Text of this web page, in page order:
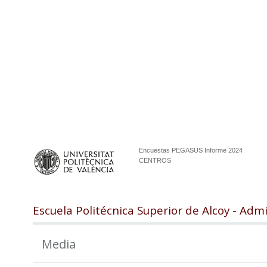
Encuestas PEGASUS Informe 2024
CENTROS
Escuela Politécnica Superior de Alcoy -
Media